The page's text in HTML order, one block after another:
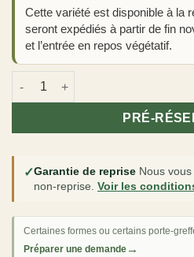
Cette variété est disponible à la
seront expédiés à partir de fin
et l’entrée en repos végétatif.
quantité de Pommier à cidre
PRÉ-
✓Garantie de reprise Nous
non-reprise. Voir les
Certaines formes ou certains porte-
Préparer une demande →